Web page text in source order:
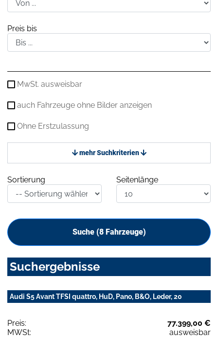
Preis bis
MwSt. ausweisbar
auch Fahrzeuge ohne Bilder anzeigen
Ohne Erstzulassung
mehr Suchkriterien
Sortierung Seitenlänge
Suche (8Fahrzeuge)
Suchergebnisse
Audi S5 Avant TFSI quattro, HuD, Pano, B&O, Leder, 20
Preis:
77.399,00 €
MWSt:
ausweisbar